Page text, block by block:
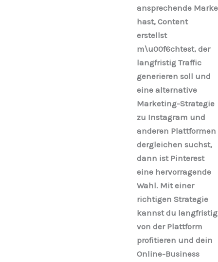
ansprechende Marke
hast, Content
erstellst
m\u00f6chtest, der
langfristig Traffic
generieren soll und
eine alternative
Marketing-Strategie
zu Instagram und
anderen Plattformen
dergleichen suchst,
dann ist Pinterest
eine hervorragende
Wahl. Mit einer
richtigen Strategie
kannst du langfristig
von der Plattform
profitieren und dein
Online-Business